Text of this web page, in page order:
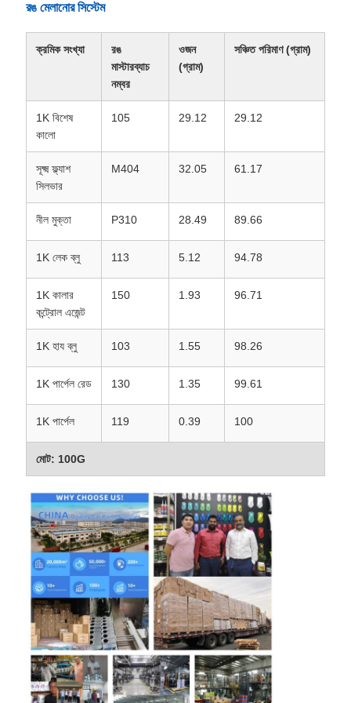
রঙ মেলানোর সিস্টেম
ক্রমিক সংখ্যা
রঙ
মাস্টারব্যাচ
নম্বর
ওজন
(গ্রাম)
সঞ্চিত পরিমাণ (গ্রাম)
1K বিশেষ
কালো
105 29.12 29.12
সূক্ষ্ম ফ্ল্যাশ
সিলভার
M404 32.05 61.17
নীল মুক্তা P310 28.49 89.66
1K লেক ব্লু 113 5.12 94.78
1K কালার
কন্ট্রোল এজেন্ট
150 1.93 96.71
1K হায ব্লু 103 1.55 98.26
1K পার্পেল রেড 130 1.35 99.61
1K পার্পেল 119 0.39 100
মোট: 100G